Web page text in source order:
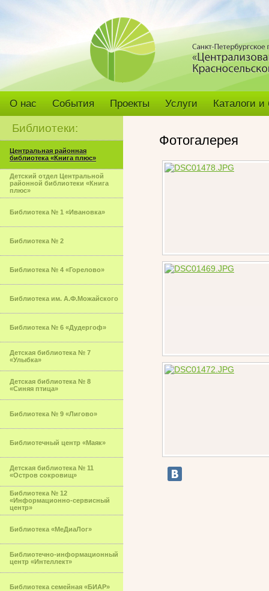
О нас События Проекты Услуги Каталоги
Библиотеки:
Центральная районная
библиотека «Книга плюс»
Детский отдел Центральной
районной библиотеки «Книга
плюс»
Библиотека № 1 «Ивановка»
Библиотека № 2
Библиотека № 4 «Горелово»
Библиотека им. А.Ф.Можайского
Библиотека № 6 «Дудергоф»
Детская библиотека № 7
«Улыбка»
Детская библиотека № 8
«Синяя птица»
Библиотека № 9 «Лигово»
Библиотечный центр «Маяк»
Детская библиотека № 11
«Остров сокровищ»
Библиотека № 12
«Информационно-сервисный
центр»
Библиотека «МеДиаЛог»
Библиотечно-информационный
центр «Интеллект»
Библиотека семейная «БИАР»
Фотогалерея